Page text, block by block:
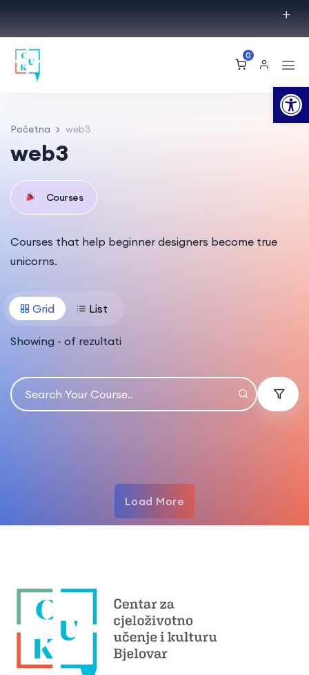
0
Početna web3
web3
Courses
Courses that help beginner designers become true
unicorns.
Grid List
Showing - of rezultati
Load More